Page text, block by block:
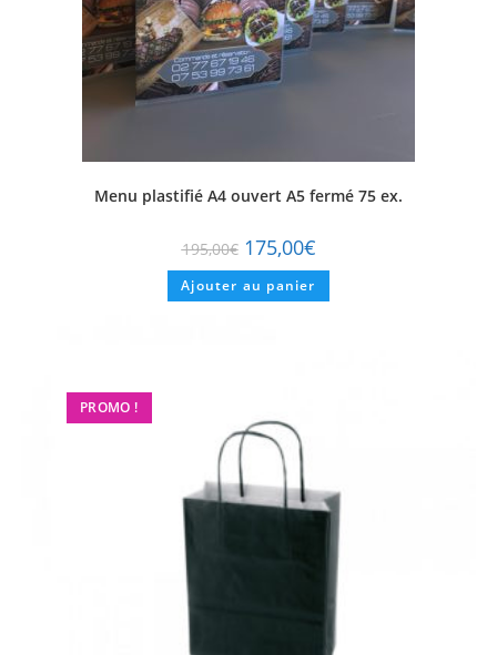
Menu plastifié A4 ouvert A5 fermé 75 ex.
195,00€ 175,00€
Ajouter au panier
PROMO !